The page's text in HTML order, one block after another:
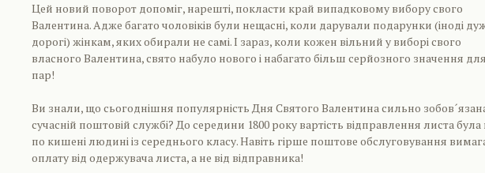
Цей новий поворот допоміг, нарешті, покласти край випадковому вибору свого
Валентина. Адже багато чоловіків були нещасні, коли дарували подарунки (іноді
дорогі) жінкам, яких обирали не самі. І зараз, коли кожен вільний у виборі свого
власного Валентина, свято набуло нового і набагато більш серйозного значення для
пар!
Ви знали, що сьогоднішня популярність Дня Святого Валентина сильно
сучасній поштовій службі? До середини 1800 року вартість відправлення листа була
по кишені людині із середнього класу. Навіть гірше поштове обслуговування
оплату від одержувача листа, а не від відправника!